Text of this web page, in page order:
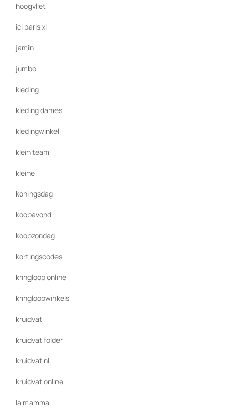
hoogvliet
ici paris xl
jamin
jumbo
kleding
kleding dames
kledingwinkel
klein team
kleine
koningsdag
koopavond
koopzondag
kortingscodes
kringloop online
kringloopwinkels
kruidvat
kruidvat folder
kruidvat nl
kruidvat online
la mamma